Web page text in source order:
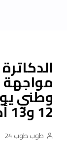
content
مواجهة
وطني
12 و13 أكتوبر 022
طوب طوب 24